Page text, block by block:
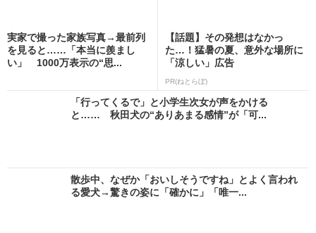
実家で撮った家族写真→最前列
を見ると……「本当に羨まし
い」 1000万表示の“思...
【話題】その発想はなかっ
た…！猛暑の夏、意外な場所に
「涼しい」広告
PR(ねとらぼ)
「行ってくるで」と小学生次女が声をかける
と…… 秋田犬の“ありあまる感情”が「可...
散歩中、なぜか「おいしそうですね」とよく言われ
る愛犬→驚きの姿に「確かに」「唯一...